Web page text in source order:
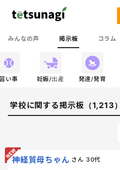
みんなの声 掲示板 コラム
い事 妊娠/出産 発達/発育
学校に関する掲示板（1,213）
神経質母ちゃん さん 30代